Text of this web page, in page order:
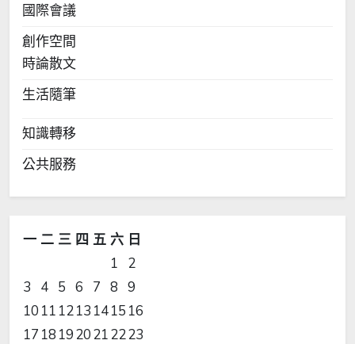
國際會議
創作空間
時論散文
生活隨筆
知識轉移
公共服務
一 二 三 四 五 六 日
1
2
3
4 5 6 7 8 9
10 11 1213 1415 16
17 18 1920212223